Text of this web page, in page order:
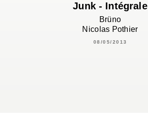
Junk - Intégrale
Brüno
Nicolas Pothier
08/05/2013